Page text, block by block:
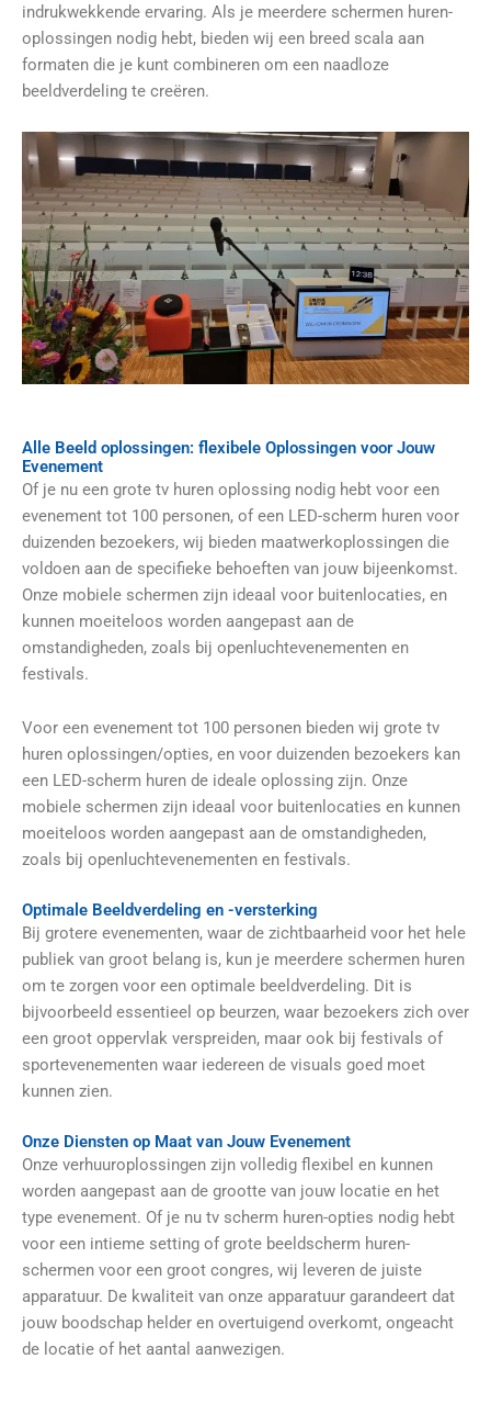
indrukwekkende ervaring. Als je meerdere schermen huren-
oplossingen nodig hebt, bieden wij een breed scala aan
formaten die je kunt combineren om een naadloze
beeldverdeling te creëren.
Alle Beeld oplossingen: flexibele Oplossingen voor Jouw
Evenement
Of je nu een grote tv huren oplossing nodig hebt voor een
evenement tot 100 personen, of een LED-scherm huren voor
duizenden bezoekers, wij bieden maatwerkoplossingen die
voldoen aan de specifieke behoeften van jouw bijeenkomst.
Onze mobiele schermen zijn ideaal voor buitenlocaties, en
kunnen moeiteloos worden aangepast aan de
omstandigheden, zoals bij openluchtevenementen en
festivals.
Voor een evenement tot 100 personen bieden wij grote tv
huren oplossingen/opties, en voor duizenden bezoekers kan
een LED-scherm huren de ideale oplossing zijn. Onze
mobiele schermen zijn ideaal voor buitenlocaties en kunnen
moeiteloos worden aangepast aan de omstandigheden,
zoals bij openluchtevenementen en festivals.
Optimale Beeldverdeling en -versterking
Bij grotere evenementen, waar de zichtbaarheid voor het hele
publiek van groot belang is, kun je meerdere schermen huren
om te zorgen voor een optimale beeldverdeling. Dit is
bijvoorbeeld essentieel op beurzen, waar bezoekers zich over
een groot oppervlak verspreiden, maar ook bij festivals of
sportevenementen waar iedereen de visuals goed moet
kunnen zien.
Onze Diensten op Maat van Jouw Evenement
Onze verhuuroplossingen zijn volledig flexibel en kunnen
worden aangepast aan de grootte van jouw locatie en het
type evenement. Of je nu tv scherm huren-opties nodig hebt
voor een intieme setting of grote beeldscherm huren-
schermen voor een groot congres, wij leveren de juiste
apparatuur. De kwaliteit van onze apparatuur garandeert dat
jouw boodschap helder en overtuigend overkomt, ongeacht
de locatie of het aantal aanwezigen.